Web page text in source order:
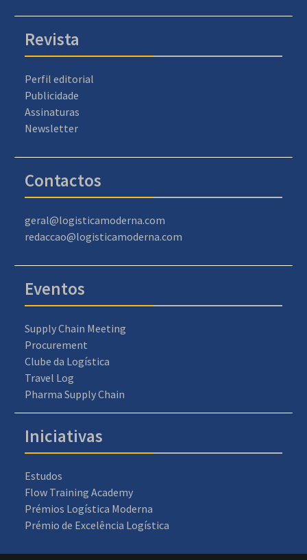
Revista
Perfil editorial
Publicidade
Assinaturas
Newsletter
Contactos
geral@logisticamoderna.com
redaccao@logisticamoderna.com
Eventos
Supply Chain Meeting
Procurement
Clube da Logística
Travel Log
Pharma Supply Chain
Iniciativas
Estudos
Flow Training Academy
Prémios Logística Moderna
Prémio de Excelência Logística